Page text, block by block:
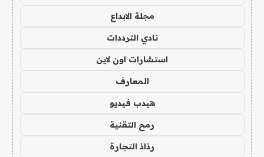
مجلة الابداع
نادي الترددات
استشارات اون لاين
المعارف
هيدب فيديو
رمح التقنية
رذاذ التجارة